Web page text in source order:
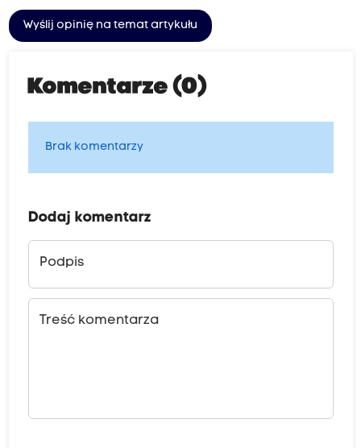
Wyślij opinię na temat artykułu
Komentarze (0)
Brak komentarzy
Dodaj komentarz
Podpis
Treść komentarza